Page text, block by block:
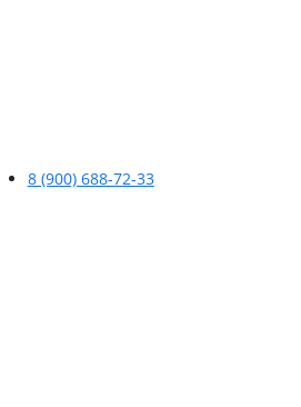
8 (900) 688-72-33